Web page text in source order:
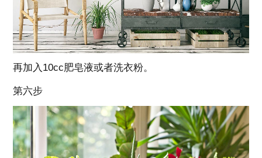
再加入10cc肥皂液或者洗衣粉。
第六步